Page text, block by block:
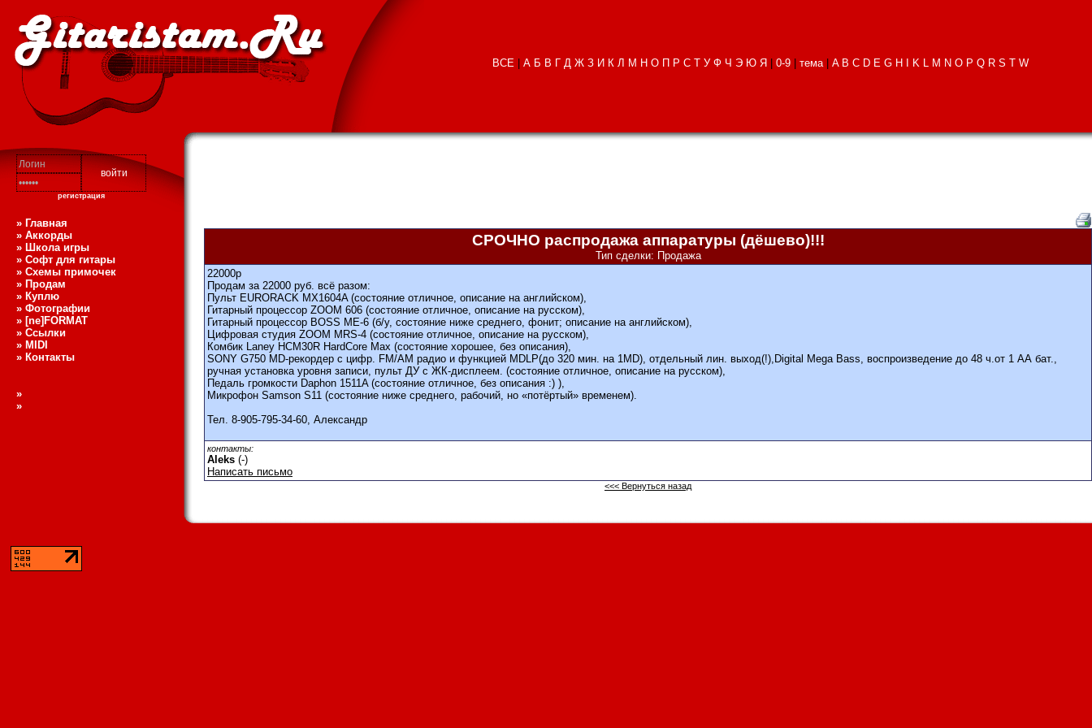
ВСЕ| А Б В Г Д Ж З И К Л М Н О П Р С Т У Ф Ч Э Ю Я 0-9| тема| A B C D E G H K L M N O P Q R S T W
регистрация
» Главная
» Аккорды
» Школа игры
» Софт для гитары
» Схемы примочек
» Продам
» Куплю
» Фотографии
» [ne]FORMAT
» Ссылки
» MIDI
» Контакты
»
»
СРОЧНО распродажа аппаратуры (дёшево)!!!
Тип сделки: Продажа
22000р
Продам за 22000 руб. всё разом:
Пульт EURORACK MX1604A (состояние отличное, описание на английском),
Гитарный процессор ZOOM 606 (состояние отличное, описание на русском),
Гитарный процессор BOSS ME-6 (б/у, состояние ниже среднего, фонит; описание на английском),
Цифровая студия ZOOM MRS-4 (состояние отличное, описание на русском),
Комбик Laney HCM30R HardCore Max (состояние хорошее, без описания),
SONY G750 MD-рекордер с цифр. FM/AM радио и функцией MDLP(до 320 мин. на 1MD), отдельный лин. выход(!),Digital Mega Bass, воспроизведение до 48 ч.от 1 АА бат.,
ручная установка уровня записи, пульт ДУ с ЖК-дисплеем. (состояние отличное, описание на русском),
Педаль громкости Daphon 1511A (состояние отличное, без описания :) ),
Микрофон Samson S11 (состояние ниже среднего, рабочий, но «потёртый» временем).
Тел. 8-905-795-34-60, Александр
контакты:
Aleks (-)
Написать письмо
<<< Вернуться назад